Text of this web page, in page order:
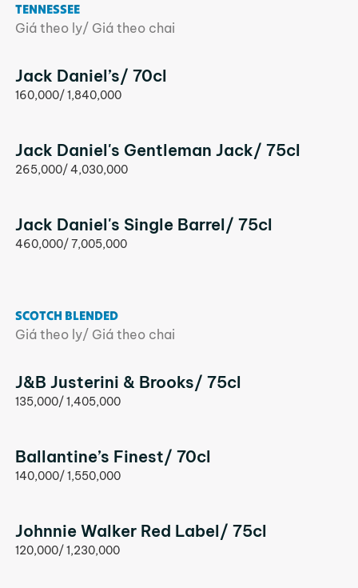
TENNESSEE
Giá theo ly/ Giá theo chai
Jack Daniel’s/ 70cl
160,000/ 1,840,000
Jack Daniel's Gentleman Jack/ 75cl
265,000/ 4,030,000
Jack Daniel's Single Barrel/ 75cl
460,000/ 7,005,000
SCOTCH BLENDED
Giá theo ly/ Giá theo chai
J&B Justerini & Brooks/ 75cl
135,000/ 1,405,000
Ballantine’s Finest/ 70cl
140,000/ 1,550,000
Johnnie Walker Red Label/ 75cl
120,000/ 1,230,000